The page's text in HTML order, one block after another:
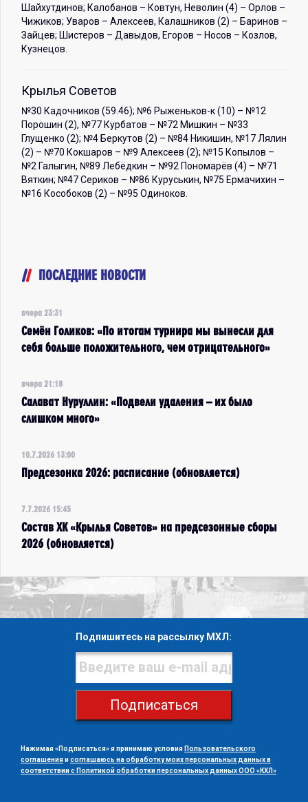
Шайхутдинов; Калобанов – Ковтун, Неволин (4) – Орлов –
Чижиков; Уваров – Алексеев, Калашников (2) – Баринов –
Зайцев; Шистеров – Давыдов, Егоров – Носов – Козлов,
Кузнецов.
Крылья Советов
№30 Кадочников (59.46); №6 Рыженьков-к (10) – №12
Порошин (2), №77 Курбатов – №72 Мишкин – №33
Глущенко (2); №4 Беркутов (2) – №84 Никишин, №17 Лялин
(2) – №70 Кокшаров – №9 Алексеев (2); №15 Копылов –
№2 Галыгин, №89 Лебёдкин – №92 Пономарёв (4) – №71
Вяткин; №47 Сериков – №86 Куруськин, №75 Ермачихин –
№16 Кособоков (2) – №95 Одиноков.
ПОСЛЕДНИЕ НОВОСТИ
вчера 23:31
Семён Голиков: «По итогам турнира мы вынесли для
себя больше положительного, чем отрицательного»
вчера 21:18
Салават Нуруллин: «Подвели удаления – их было
слишком много»
10.7.2026 13:00
Предсезонка 2026: расписание (обновляется)
7.7.2026 15:45
Состав ХК «Крылья Советов» на предсезонные сборы
2026 (обновляется)
Подпишитесь на рассылку МХЛ:
Подписаться
Нажимая «Подписаться» я принимаю условия Пользовательского
соглашенияисоглашаюсь на обработку моих персональных данных в
соответствии с Политикой обработки персональных данных ООО «КХЛ»